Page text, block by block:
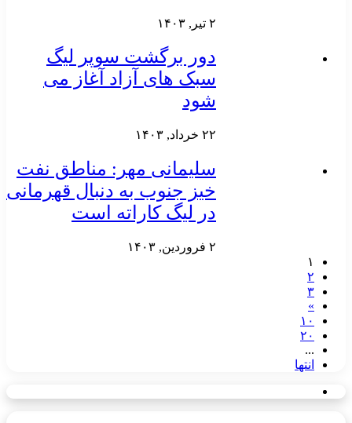
۲ تیر, ۱۴۰۳
دور برگشت سوپر لیگ
سبک های آزاد آغاز می
شود
۲۲ خرداد, ۱۴۰۳
سلیمانی مهر: مناطق نفت
خیز جنوب به دنبال قهرمانی
در لیگ کاراته است
۲ فروردین, ۱۴۰۳
۱
۲
۳
»
۱۰
۲۰
...
انتها